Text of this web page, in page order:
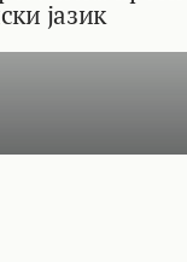
јазик